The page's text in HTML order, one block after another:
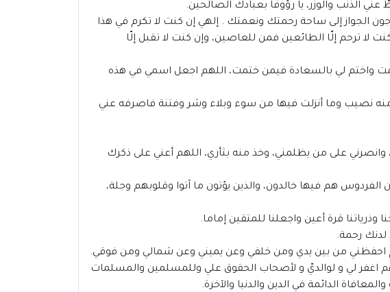
الذنب والوزر، يا رؤوفاً بعبادك الصالحين.
الجواز إلى ساحة رحمتك ونعمتك . إلهي إن كنت لا تكرم في هذا
ترحم إلّا الطائعين فمن للعاصين، وإن كنت لا تقبل إلّا
واختم لي بالسعادة فيمن ختمت، اللهم اجعل اسمي في هذه
نصيب وما أنزلت فيها من سوء وبلاء وشر وفتنة فاصرفه عني
على من يظلمني، وخذ منه بثأري، اللهم أعني على ذكرك
الفردوس هم فيها خالدون، والذين يؤتون ما آتوا وقلوبهم وجلة،
قرة أعين واجعلنا للمتقين إماما.
لدنك رحمة.
احفظني من بين يدي ومن خلفي وعن يميني وعن شمالي ومن فوقي.
اغفر لي و لوالديّ و لأصحاب الحقوق علي وللمسلمين والمسلمات
الدائمة في الدين والدنيا والآخرة.